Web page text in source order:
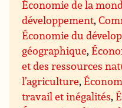
Économie de la
développement,
Économie du
géographique,
et des ressources
l’agriculture,
travail et inégalités,